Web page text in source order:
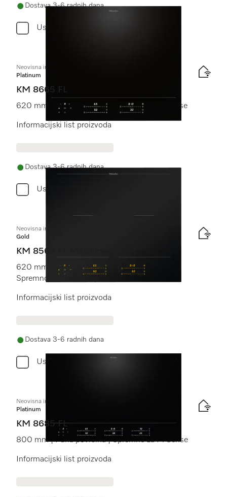
Dostava 3-6 radnih dana
Usporediti
Neovisna indukcijska ploča
Platinum
KM 8665 FL
620 mm | Puna površina | Spremno za M Sense
Informacijski list proizvoda
Dostava 3-6 radnih dana
Usporediti
Neovisna indukcijska ploča
Gold
KM 8565 FL MattFinish
620 mm | PowerFlex područja za kuhanje |
Spremno za M Sense | MattFinish
Informacijski list proizvoda
Dostava 3-6 radnih dana
Usporediti
Neovisna indukcijska ploča
Platinum
KM 8685 FL
800 mm | Puna površina | Spremno za M Sense
Informacijski list proizvoda